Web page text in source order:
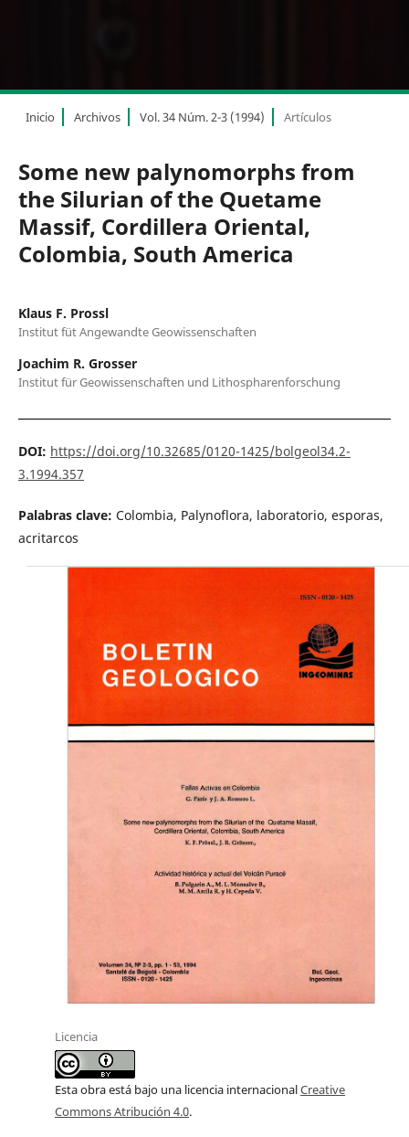
Inicio Archivos Vol. 34 Núm. 2-3 (1994) Artículos
Some new palynomorphs from
the Silurian of the Quetame
Massif, Cordillera Oriental,
Colombia, South America
Klaus F. Prossl
Institut füt Angewandte Geowissenschaften
Joachim R. Grosser
Institut für Geowissenschaften und Lithospharenforschung
DOI: https://doi.org/10.32685/0120-1425/bolgeol34.2-
3.1994.357
Palabras clave: Colombia, Palynoflora, laboratorio, esporas,
acritarcos
Licencia
Esta obra está bajo una licencia internacionalCreative
Commons Atribución 4.0.